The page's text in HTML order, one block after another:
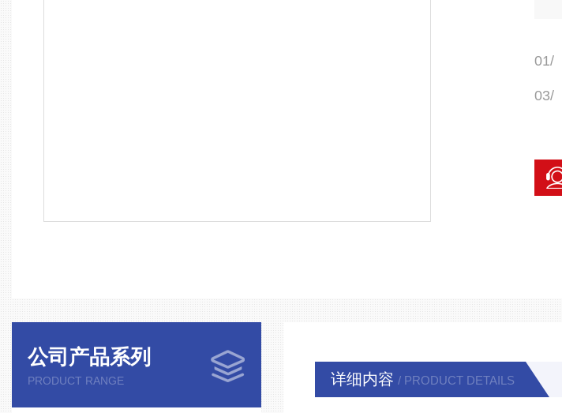
01/
03/
公司产品系列
PRODUCT RANGE 详细内容 / PRODUCT DETAILS